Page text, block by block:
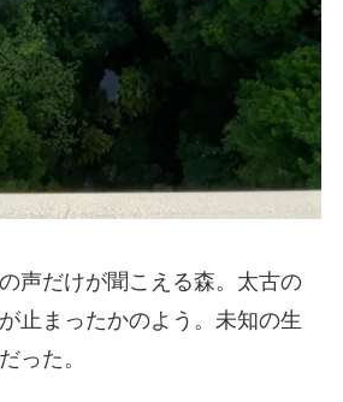
声だけが聞こえる森。太古の
止まったかのよう。未知の生
った。